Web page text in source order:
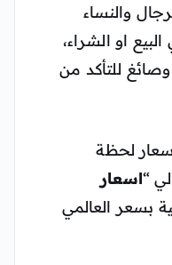
والنساء
او الشراء،
للتأكد من
لحظة
“اسعار
بسعر العالمي